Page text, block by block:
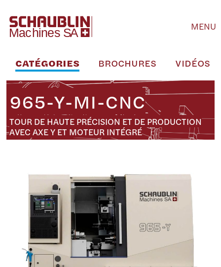
MENU
CATÉGORIES BROCHURES VIDÉOS
965-Y-MI-CNC
TOUR DE HAUTE PRÉCISION ET DE PRODUCTION
AVEC AXE Y ET MOTEUR INTÉGRÉ